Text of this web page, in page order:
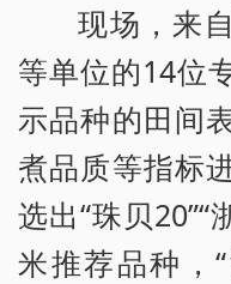
现场，来
等单位的14位
示品种的田间
煮品质等指标
选出“珠贝20”“
米推荐品种，